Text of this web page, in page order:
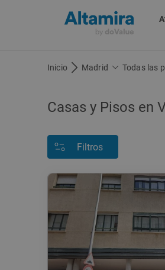
Inicio Madrid Todas las
Casas y Pisos en
Filtros